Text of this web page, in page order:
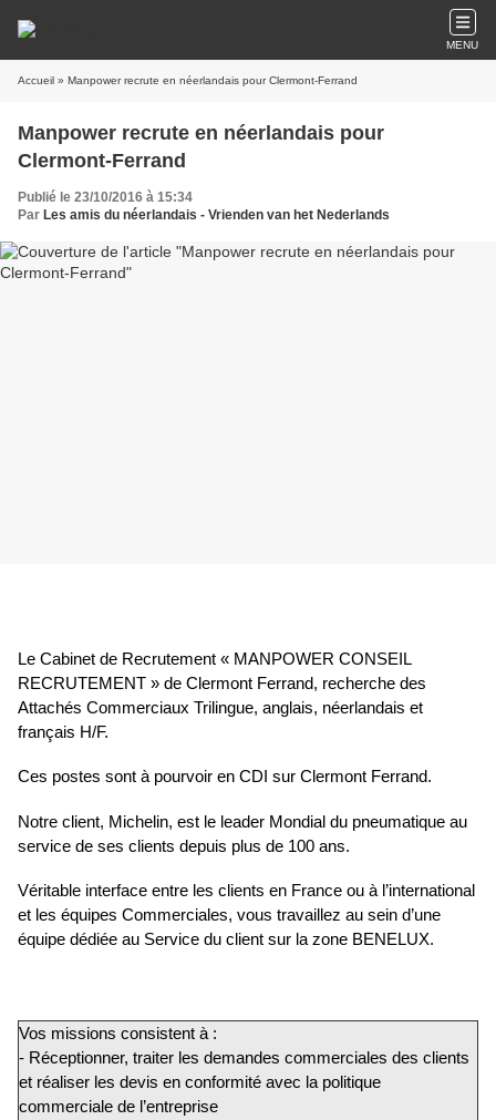
MENU
Accueil » Manpower recrute en néerlandais pour Clermont-Ferrand
Manpower recrute en néerlandais pour
Clermont-Ferrand
Publié le 23/10/2016 à 15:34
Par Les amis du néerlandais - Vrienden van het Nederlands
Le Cabinet de Recrutement « MANPOWER CONSEIL
RECRUTEMENT » de Clermont Ferrand, recherche des
Attachés Commerciaux Trilingue, anglais, néerlandais et
français H/F.
Ces postes sont à pourvoir en CDI sur Clermont Ferrand.
Notre client, Michelin, est le leader Mondial du pneumatique au
service de ses clients depuis plus de 100 ans.
Véritable interface entre les clients en France ou à l’international
et les équipes Commerciales, vous travaillez au sein d’une
équipe dédiée au Service du client sur la zone BENELUX.
Vos missions consistent à :
- Réceptionner, traiter les demandes commerciales des clients
et réaliser les devis en conformité avec la politique
commerciale de l’entreprise